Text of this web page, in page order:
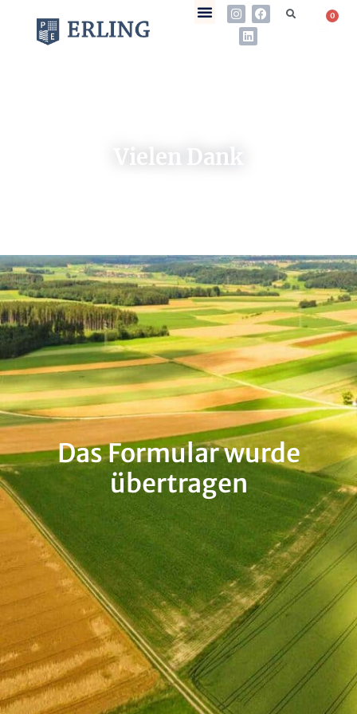
0
Vielen Dank
Das Formular wurde
übertragen